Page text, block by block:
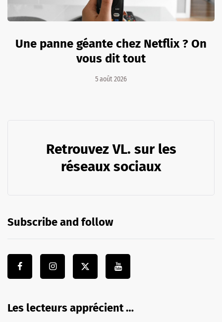
Une panne géante chez Netflix ? On
vous dit tout
5 août 2026
Retrouvez VL. sur les
réseaux sociaux
Subscribe and follow
Les lecteurs apprécient …